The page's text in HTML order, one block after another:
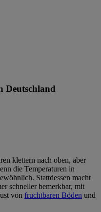
Deutschland
klettern nach oben, aber
die Temperaturen in
Stattdessen macht
schneller bemerkbar, mit
von fruchtbaren Böden und